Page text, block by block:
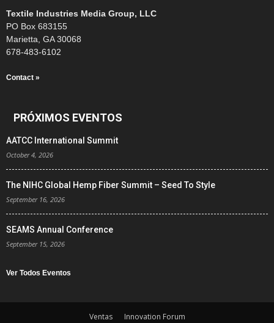
Textile Industries Media Group, LLC
PO Box 683155
Marietta, GA 30068
678-483-6102
Contact »
PRÓXIMOS EVENTOS
AATCC International Summit
October 4, 2026
The NIHC Global Hemp Fiber Summit – Seed To Style
September 16, 2026
SEAMS Annual Conference
September 15, 2026
Ver Todos Eventos
Ventas Innovation Forum